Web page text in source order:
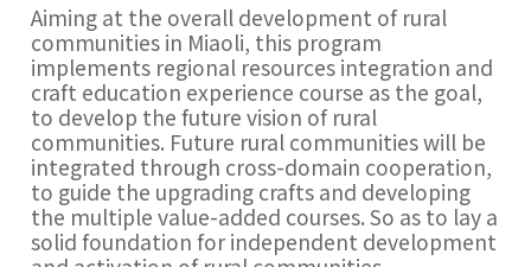
Aiming at the overall development of rural
communities in Miaoli, this program
implements regional resources integration and
craft education experience course as the goal,
to develop the future vision of rural
communities. Future rural communities will be
integrated through cross-domain cooperation,
to guide the upgrading crafts and developing
the multiple value-added courses. So as to lay a
solid foundation for independent development